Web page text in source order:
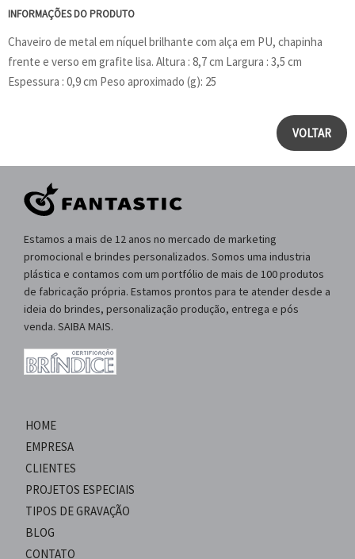
INFORMAÇÕES DO PRODUTO
Chaveiro de metal em níquel brilhante com alça em PU, chapinha
frente e verso em grafite lisa. Altura : 8,7 cm Largura : 3,5 cm
Espessura : 0,9 cm Peso aproximado (g): 25
VOLTAR
Estamos a mais de 12 anos no mercado de marketing
promocional e brindes personalizados. Somos uma industria
plástica e contamos com um portfólio de mais de 100 produtos
de fabricação própria. Estamos prontos para te atender desde a
ideia do brindes, personalização produção, entrega e pós
venda. SAIBA MAIS.
HOME
EMPRESA
CLIENTES
PROJETOS ESPECIAIS
TIPOS DE GRAVAÇÃO
BLOG
CONTATO